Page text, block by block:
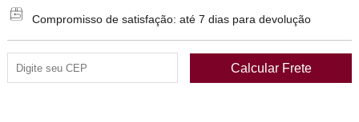
Compromisso de satisfação: até 7 dias para devolução